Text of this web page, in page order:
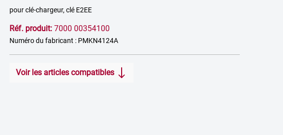
pour clé-chargeur, clé E2EE
Réf. produit: 7000 00354100
Numéro du fabricant : PMKN4124A
Voir les articles compatibles